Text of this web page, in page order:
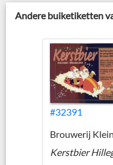
Andere buiketiketten
#32391
Brouwerij
Kerstbier